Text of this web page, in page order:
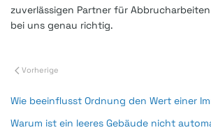
zuverlässigen Partner für
bei uns genau richtig.
Vorherige
Wie beeinflusst Ordnung den Wert einer
Warum ist ein leeres Gebäude nicht